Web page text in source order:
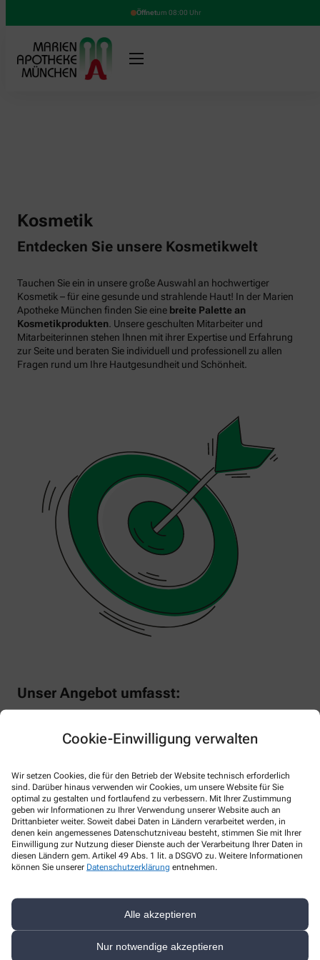
Cookie-Einwilligung verwalten
Wir setzen Cookies, die für den Betrieb der Website technisch erforderlich
sind. Darüber hinaus verwenden wir Cookies, um unsere Website für Sie
optimal zu gestalten und fortlaufend zu verbessern. Mit Ihrer Zustimmung
geben wir Informationen zu Ihrer Verwendung unserer Website auch an
Drittanbieter weiter. Soweit dabei Daten in Ländern verarbeitet werden, in
denen kein angemessenes Datenschutzniveau besteht, stimmen Sie mit Ihrer
Einwilligung zur Nutzung dieser Dienste auch der Verarbeitung Ihrer Daten in
diesen Ländern gem. Artikel 49 Abs. 1 lit. a DSGVO zu. Weitere Informationen
können Sie unserer Datenschutzerklärung entnehmen.
Alle akzeptieren
Nur notwendige akzeptieren
Öffnetum 08:00 Uhr
Kosmetik
Entdecken Sie unsere Kosmetikwelt
Tauchen Sie ein in unsere große Auswahl an hochwertiger
Kosmetik – für eine gesunde und strahlende Haut! In der Marien
Apotheke München finden Sie eine breite Palette an
Kosmetikprodukten . Unsere geschulten Mitarbeiter und
Mitarbeiterinnen stehen Ihnen mit ihrer Expertise und Erfahrung
zur Seite und beraten Sie individuell und professionell zu allen
Fragen rund um Ihre Hautgesundheit und Schönheit.
Unser Angebot umfasst:
✔️ Hochwertige Pflegeprodukte für jeden Hauttyp
✔️ Professionelle Beratung durch unsere Dermokosmetik-
Expertinnen
Rosacea oder Neurodermitis